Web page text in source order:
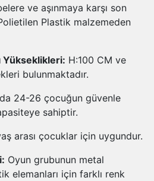
ve aşınmaya karşı son
Plastik malzemeden
Yükseklikleri: H:100 CM ve
bulunmaktadır.
24-26 çocuğun güvenle
sahiptir.
arası çocuklar için uygundur.
Oyun grubunun metal
elemanları için farklı renk